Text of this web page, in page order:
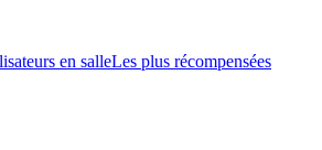
en salleLes plus récompensées